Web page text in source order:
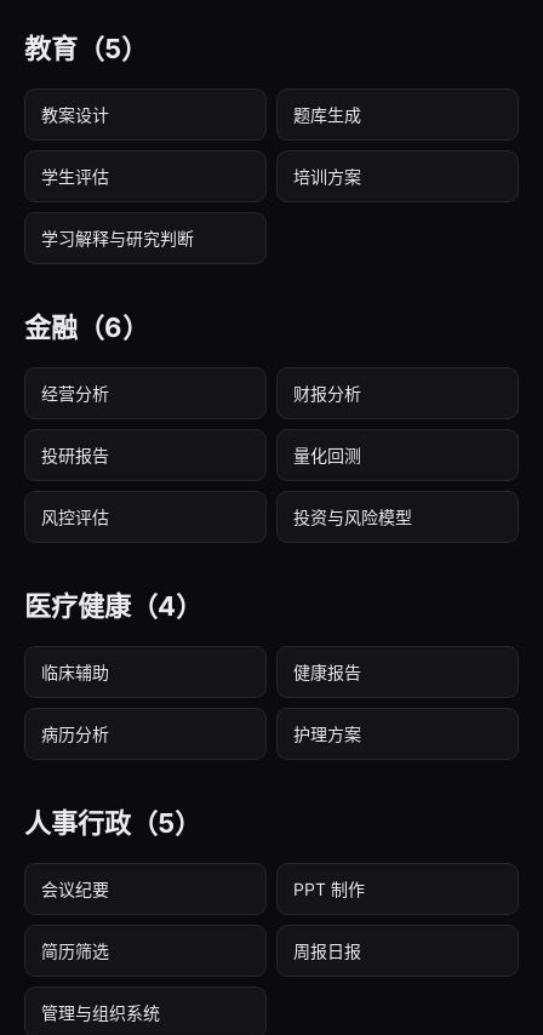
教育 （5）
教案设计 题库生成
学生评估 培训方案
学习解释与研究判断
金融 （6）
经营分析 财报分析
投研报告 量化回测
风控评估 投资与风险模型
医疗健康 （4）
临床辅助 健康报告
病历分析 护理方案
人事行政 （5）
会议纪要 PPT 制作
简历筛选 周报日报
管理与组织系统